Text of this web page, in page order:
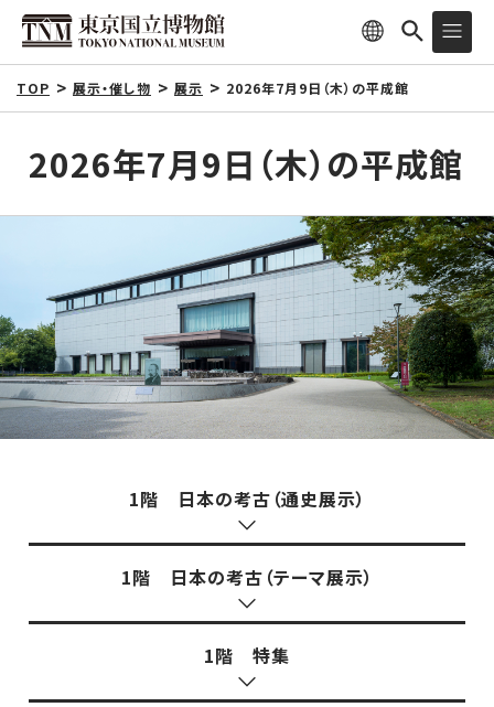
TOP 展示・催し物 展示 2026年7月9日（木）の平成館
2026年7月9日（木）の平成館
1階 日本の考古（通史展示）
1階 日本の考古（テーマ展示）
1階 特集